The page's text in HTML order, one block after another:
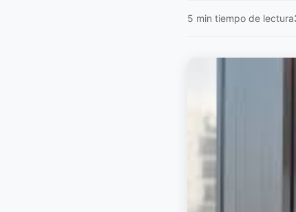
5 min tiempo de lectura